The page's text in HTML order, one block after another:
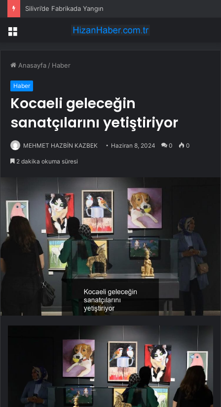
Silivri’de Fabrikada Yangın
Menü
Anasayfa / Haber
Haber
Kocaeli geleceğin
sanatçılarını yetiştiriyor
MEHMET HAZBİN KAZBEK Haziran 8, 2024 0 0
2 dakika okuma süresi